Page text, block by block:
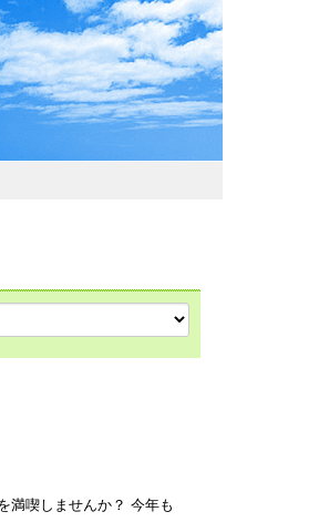
イド
喫しませんか？ 今年も